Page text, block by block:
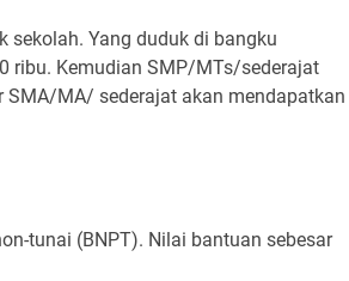
sekolah. Yang duduk di bangku
ribu. Kemudian SMP/MTs/sederajat
SMA/MA/ sederajat akan mendapatkan
tunai (BNPT). Nilai bantuan sebesar